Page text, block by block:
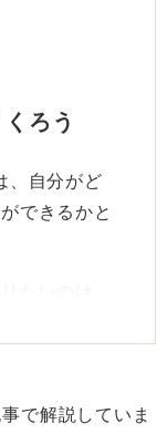
ろう
、自分がど
できるかと
たいのは、
。
で解説していま